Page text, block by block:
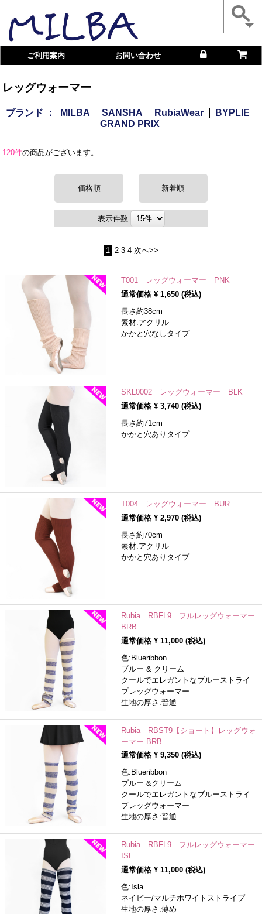
ご利用案内 お問い合わせ
レッグウォーマー
ブランド ： MILBA SANSHA RubiaWear
BYPLIE
GRAND PRIX
120件の商品がございます。
価格順 新着順
表示件数
1 2 3 4 次へ>>
T001 レッグウォーマー PNK
通常価格 ¥ 1,650(税込)
長さ約38cm
素材:アクリル
かかと穴なしタイプ
SKL0002 レッグウォーマー BLK
通常価格 ¥ 3,740(税込)
長さ約71cm
かかと穴ありタイプ
T004 レッグウォーマー BUR
通常価格 ¥ 2,970(税込)
長さ約70cm
素材:アクリル
かかと穴ありタイプ
Rubia RBFL9 フルレッグウォーマー
BRB
通常価格 ¥ 11,000(税込)
色:Blueribbon
ブルー & クリーム
クールでエレガントなブルーストライ
プレッグウォーマー
生地の厚さ:普通
Rubia RBST9【ショート】レッグウォ
ーマー BRB
通常価格 ¥ 9,350(税込)
色:Blueribbon
ブルー &クリーム
クールでエレガントなブルーストライ
プレッグウォーマー
生地の厚さ:普通
Rubia RBFL9 フルレッグウォーマー
ISL
通常価格 ¥ 11,000(税込)
色:Isla
ネイビー/マルチホワイトストライプ
生地の厚さ:薄め